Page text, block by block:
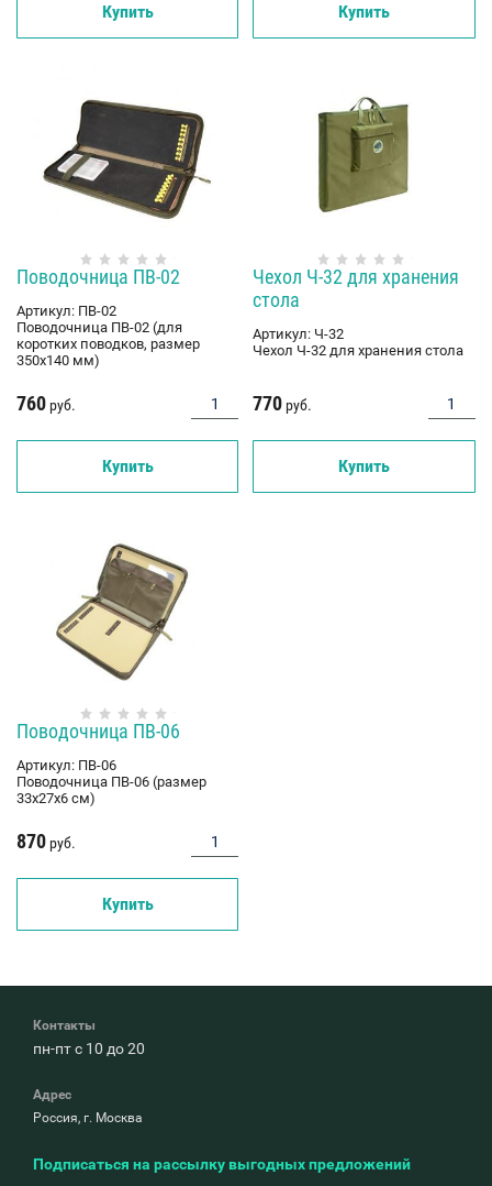
Купить Купить
Поводочница ПВ-02
Артикул: ПВ-02
Поводочница ПВ-02 (для
коротких поводков, размер
350х140 мм)
760 руб.
Купить
Чехол Ч-32 для хранения
стола
Артикул: Ч-32
Чехол Ч-32 для хранения стола
770 руб.
Купить
Поводочница ПВ-06
Артикул: ПВ-06
Поводочница ПВ-06 (размер
33х27х6 см)
870 руб.
Купить
Контакты
пн-пт с 10 до 20
Адрес
Россия, г. Москва
Подписаться на рассылку выгодных предложений